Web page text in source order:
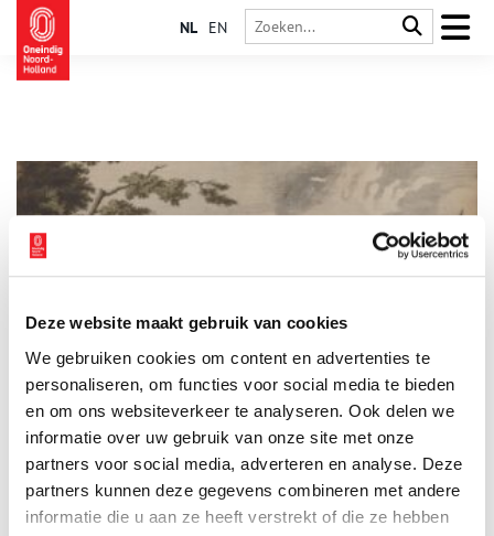
Deze website maakt gebruik van cookies
We gebruiken cookies om content en advertenties te
personaliseren, om functies voor social media te bieden
en om ons websiteverkeer te analyseren. Ook delen we
informatie over uw gebruik van onze site met onze
partners voor social media, adverteren en analyse. Deze
partners kunnen deze gegevens combineren met andere
informatie die u aan ze heeft verstrekt of die ze hebben
NL EN
Ouderkerk
Even de spreekwoordelijke ‘frisse neus halen’ is er soms
noodgedwongen niet bij. Maar loop of fiets dan in gedachten
even mee met een mooi tochtje van de Berlagebrug in
Amsterdam naar de Bullewijk in Ouderkerk aan de Amstel.
Pakweg tien kilometer met verrassende verhalen. Deel 4: van
Ouderkerk naar Ouderkerk.